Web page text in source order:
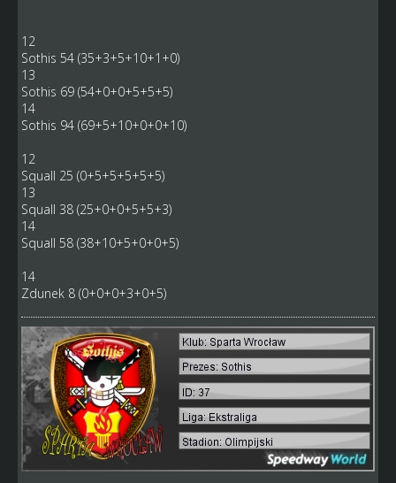
12
Sothis 54 (35+3+5+10+1+0)
13
Sothis 69 (54+0+0+5+5+5)
14
Sothis 94 (69+5+10+0+0+10)
12
Squall 25 (0+5+5+5+5+5)
13
Squall 38 (25+0+0+5+5+3)
14
Squall 58 (38+10+5+0+0+5)
14
Zdunek 8 (0+0+0+3+0+5)